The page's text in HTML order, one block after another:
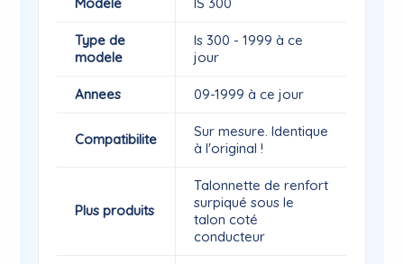
Type de
modele
Is 300 - 1999 à ce
jour
Annees 09-1999 à ce jour
Compatibilite
Sur mesure. Identique
à l'original !
Plus produits
Talonnette de renfort
surpiqué sous le
talon coté
conducteur